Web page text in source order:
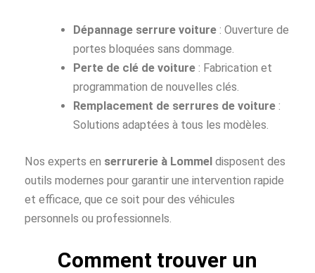
Dépannage serrure voiture : Ouverture de
portes bloquées sans dommage.
Perte de clé de voiture : Fabrication et
programmation de nouvelles clés.
Remplacement de serrures de voiture :
Solutions adaptées à tous les modèles.
Nos experts en serrurerie à Lommel disposent des
outils modernes pour garantir une intervention rapide
et efficace, que ce soit pour des véhicules
personnels ou professionnels.
Comment trouver un